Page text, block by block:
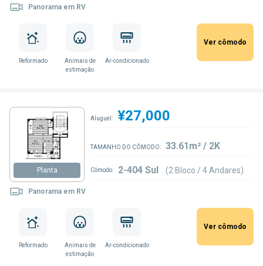
Panorama em RV
Reformado
Animais de
estimação
Ar-condicionado
Ver cômodo
Planta
Panorama em RV
Aluguel: ¥27,000
TAMANHO DO CÔMODO: 33.61m² / 2K
Cômodo: 2-404 Sul (2 Bloco / 4 Andares)
Reformado
Animais de
estimação
Ar-condicionado
Ver cômodo